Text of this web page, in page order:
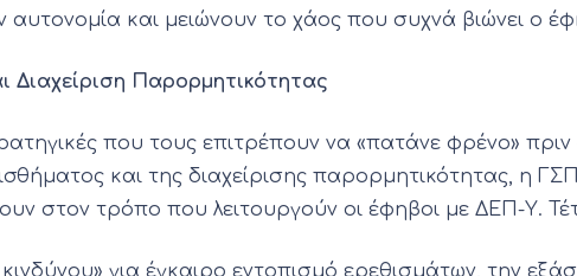
αυτονομία και μειώνουν το χάος που συχνά βιώνει ο
Διαχείριση Παρορμητικότητας
που τους επιτρέπουν να «πατάνε φρένο»
και της διαχείρισης παρορμητικότητας, η
στον τρόπο που λειτουργούν οι έφηβοι με ΔΕΠ-Υ.
για έγκαιρο εντοπισμό ερεθισμάτων, την